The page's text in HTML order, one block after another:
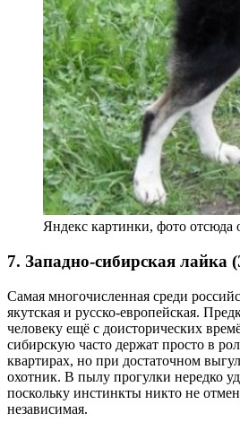
Яндекс картинки, фото отсюда
7. Западно-сибирская лайка
Самая многочисленная среди
якутская и русско-европейская.
человеку ещё с доисторических
сибирскую часто держат просто в
квартирах, но при достаточном
охотник. В пылу прогулки нередко
поскольку инстинкты никто не
независимая.